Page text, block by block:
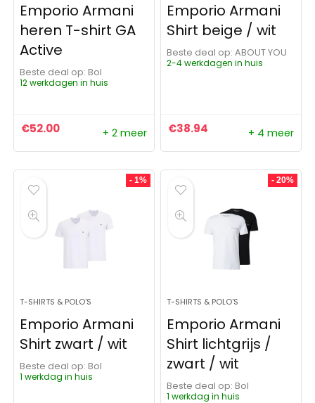
Emporio Armani
heren T-shirt GA
Active
Beste deal op:
Bol
12 werkdagen in huis
€52.00 + 2 meer
Emporio Armani
Shirt beige / wit
Beste deal op:
ABOUT YOU
2-4 werkdagen in huis
€38.94 + 4 meer
- 1%
T-SHIRTS & POLO'S
Emporio Armani
Shirt zwart / wit
Beste deal op:
Bol
1 werkdag in huis
- 20%
T-SHIRTS & POLO'S
Emporio Armani
Shirt lichtgrijs /
zwart / wit
Beste deal op:
Bol
1 werkdag in huis